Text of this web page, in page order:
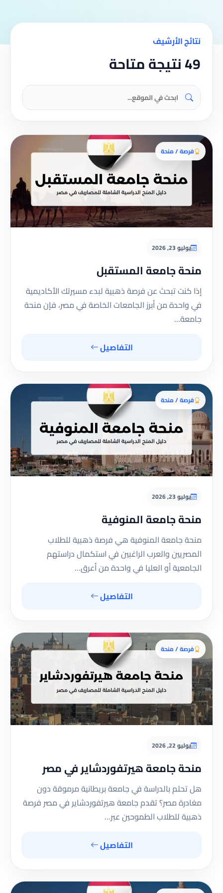
نتائج الأرشيف
49 نتيجة متاحة
فرصة / منحة
يوليو 23, 2026
منحة جامعة المستقبل
إذا كنت تبحث عن فرصة ذهبية لبدء مسيرتك الأكاديمية
في واحدة من أبرز الجامعات الخاصة في مصر، فإن منحة
جامعة…
التفاصيل
فرصة / منحة
يوليو 23, 2026
منحة جامعة المنوفية
منحة جامعة المنوفية هي فرصة ذهبية للطلاب
المصريين والعرب الراغبين في استكمال دراستهم
الجامعية أو العليا في واحدة من أعرق…
التفاصيل
فرصة / منحة
يوليو 22, 2026
منحة جامعة هيرتفوردشاير في مصر
هل تحلم بالدراسة في جامعة بريطانية مرموقة دون
مغادرة مصر؟ تقدم جامعة هيرتفوردشاير في مصر فرصة
ذهبية للطلاب الطموحين عبر…
التفاصيل